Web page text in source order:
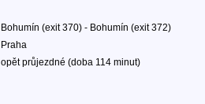
Bohumín (exit 370) - Bohumín (exit 372)
Praha
opět průjezdné (doba 114 minut)